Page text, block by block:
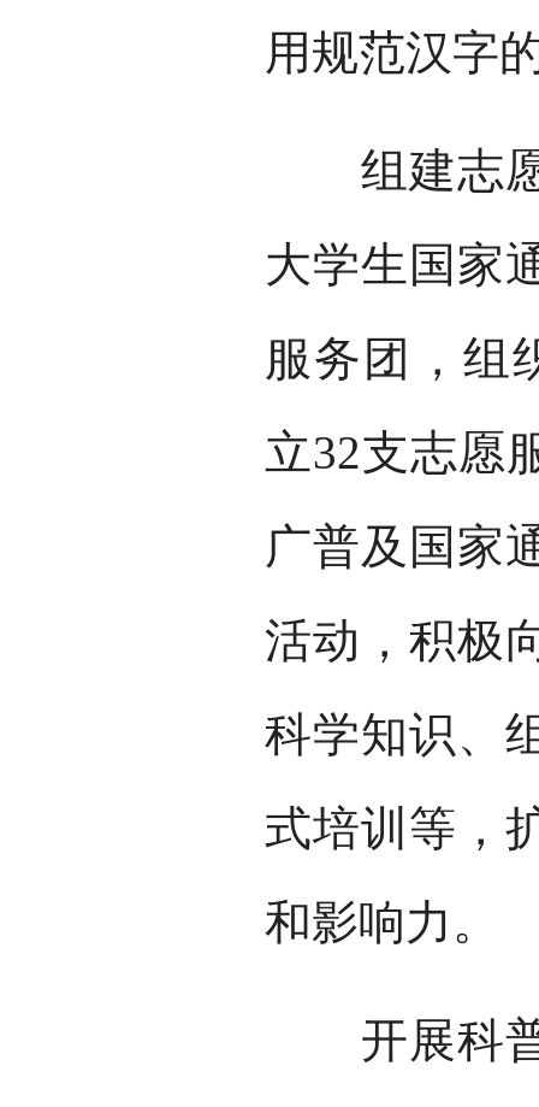
用规范汉字
组建志愿
大学生国家
服务团，组
立32支志愿
广普及国家
活动，积极
科学知识、
式培训等，
和影响力。
开展科普